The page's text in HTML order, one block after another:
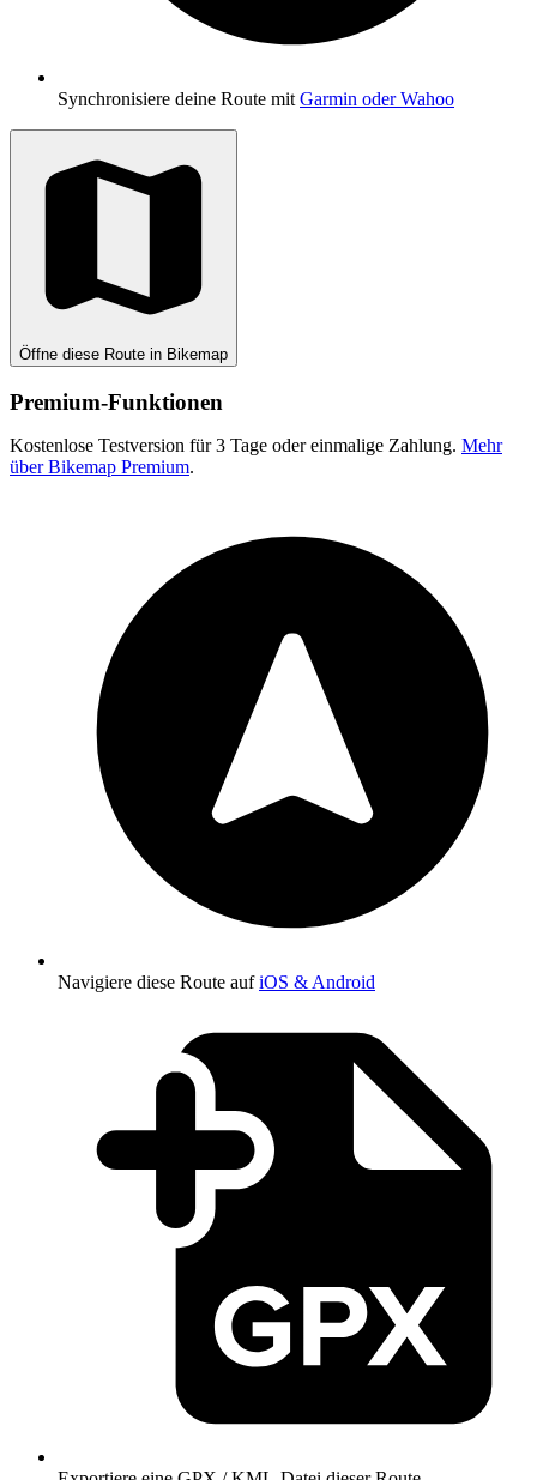
Synchronisiere deine Route mit Garmin oder Wahoo
Öffne diese Route in Bikemap
Premium-Funktionen
Kostenlose Testversion für 3 Tage oder einmalige Zahlung. Mehr
über Bikemap Premium.
Navigiere diese Route aufiOS & Android